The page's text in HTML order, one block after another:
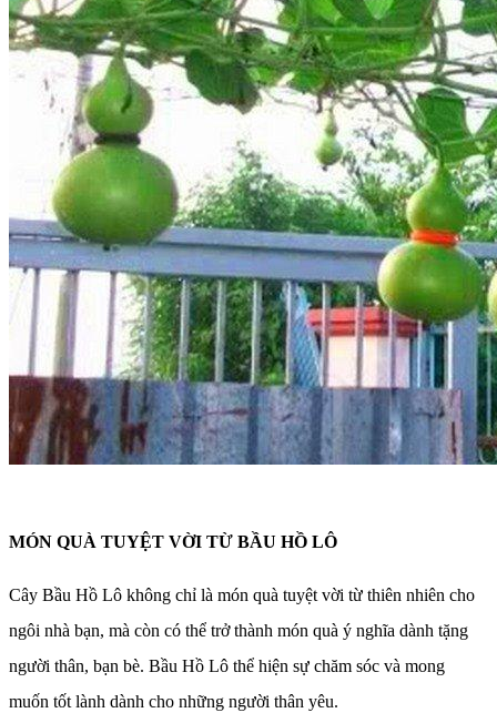
MÓN QUÀ TUYỆT VỜI TỪ BẦU HỒ LÔ
Cây Bầu Hồ Lô không chỉ là món quà tuyệt vời từ thiên nhiên cho
ngôi nhà bạn, mà còn có thể trở thành món quà ý nghĩa dành tặng
người thân, bạn bè. Bầu Hồ Lô thể hiện sự chăm sóc và mong
muốn tốt lành dành cho những người thân yêu.